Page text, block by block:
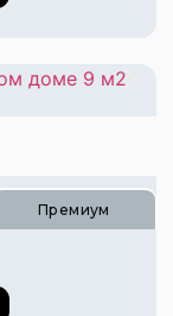
Премиум